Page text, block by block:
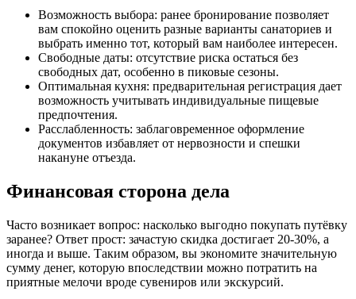
Возможность выбора: ранее бронирование позволяет
вам спокойно оценить разные варианты санаториев и
выбрать именно тот, который вам наиболее интересен.
Свободные даты: отсутствие риска остаться без
свободных дат, особенно в пиковые сезоны.
Оптимальная кухня: предварительная регистрация дает
возможность учитывать индивидуальные пищевые
предпочтения.
Расслабленность: заблаговременное оформление
документов избавляет от нервозности и спешки
накануне отъезда.
Финансовая сторона дела
Часто возникает вопрос: насколько выгодно покупать путёвку
заранее? Ответ прост: зачастую скидка достигает 20-30%, а
иногда и выше. Таким образом, вы экономите значительную
сумму денег, которую впоследствии можно потратить на
приятные мелочи вроде сувениров или экскурсий.